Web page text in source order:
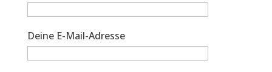
Deine E-Mail-Adresse